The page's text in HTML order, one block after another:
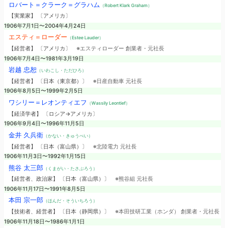
ロバート＝クラーク＝グラハム （Robert Klark Graham）
【実業家】 〔アメリカ〕
1906年7月1日〜2004年4月24日
エスティ＝ローダー （Estee Lauder）
【経営者】 〔アメリカ〕 ※エスティローダー 創業者・元社長
1906年7月4日〜1981年3月19日
岩越 忠恕 （いわこし・ただひろ）
【経営者】 〔日本（東京都）〕 ※日産自動車 元社長
1906年8月5日〜1999年2月5日
ワシリー＝レオンティエフ （Wassily Leontief）
【経済学者】 〔ロシア→アメリカ〕
1906年9月4日〜1996年11月5日
金井 久兵衛（かない・きゅうべい）
【経営者】 〔日本（富山県）〕 ※北陸電力 元社長
1906年11月3日〜1992年1月15日
熊谷 太三郎（くまがい・たさぶろう）
【経営者、政治家】 〔日本（富山県）〕 ※熊谷組 元社長
1906年11月17日〜1991年8月5日
本田 宗一郎（ほんだ・そういちろう）
【技術者、経営者】 〔日本（静岡県）〕 ※本田技研工業（ホンダ） 創業者・元社長
1906年11月18日〜1986年1月1日